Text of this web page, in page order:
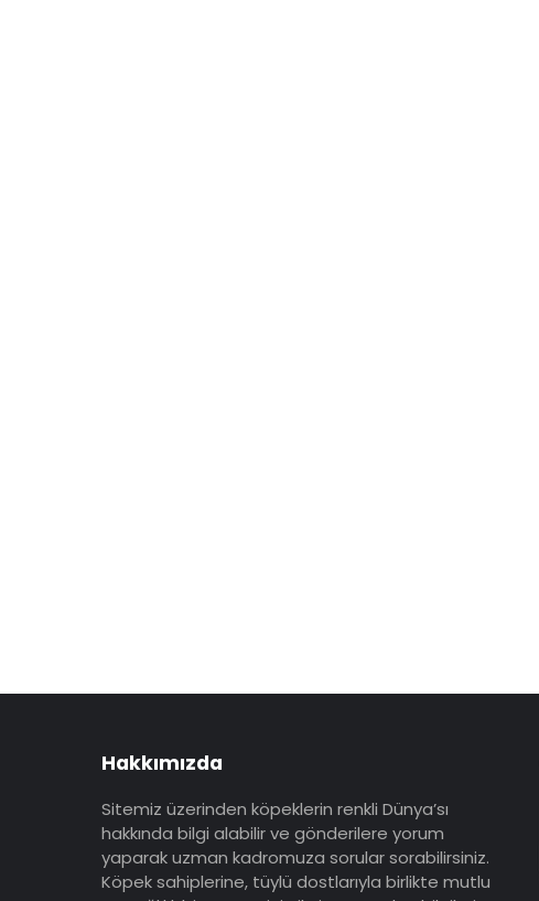
Hakkımızda
Sitemiz üzerinden köpeklerin renkli Dünya’sı
hakkında bilgi alabilir ve gönderilere yorum
yaparak uzman kadromuza sorular sorabilirsiniz.
Köpek sahiplerine, tüylü dostlarıyla birlikte mutlu